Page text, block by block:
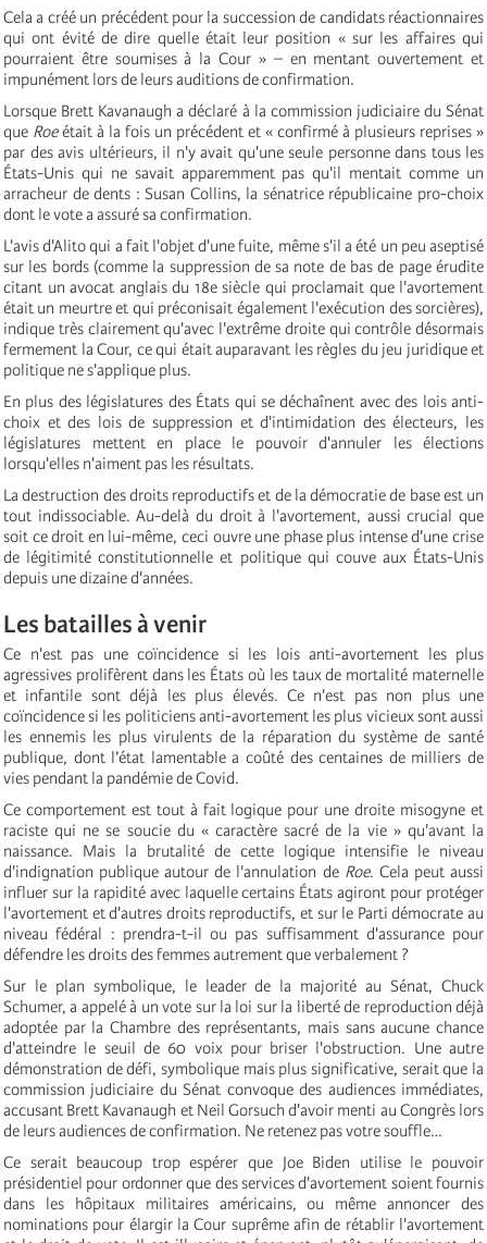
Cela a créé un précédent pour la succession de candidats réactionnaires
qui ont évité de dire quelle était leur position « sur les affaires qui
pourraient être soumises à la Cour » – en mentant ouvertement et
impunément lors de leurs auditions de confirmation.
Lorsque Brett Kavanaugh a déclaré à la commission judiciaire du Sénat
que Roeétait à la fois un précédent et « confirmé à plusieurs reprises »
par des avis ultérieurs, il n'y avait qu'une seule personne dans tous les
États-Unis qui ne savait apparemment pas qu'il mentait comme un
arracheur de dents : Susan Collins, la sénatrice républicaine pro-choix
dont le vote a assuré sa confirmation.
L'avis d'Alito qui a fait l'objet d'une fuite, même s'il a été un peu aseptisé
sur les bords (comme la suppression de sa note de bas de page érudite
citant un avocat anglais du 18e siècle qui proclamait que l'avortement
était un meurtre et qui préconisait également l'exécution des sorcières),
indique très clairement qu'avec l'extrême droite qui contrôle désormais
fermement la Cour, ce qui était auparavant les règles du jeu juridique et
politique ne s'applique plus.
En plus des législatures des États qui se déchaînent avec des lois anti-
choix et des lois de suppression et d'intimidation des électeurs, les
législatures mettent en place le pouvoir d'annuler les élections
lorsqu'elles n'aiment pas les résultats.
La destruction des droits reproductifs et de la démocratie de base est un
tout indissociable. Au-delà du droit à l'avortement, aussi crucial que
soit ce droit en lui-même, ceci ouvre une phase plus intense d'une crise
de légitimité constitutionnelle et politique qui couve aux États-Unis
depuis une dizaine d'années.
Les batailles à venir
Ce n'est pas une coïncidence si les lois anti-avortement les plus
agressives prolifèrent dans les États où les taux de mortalité maternelle
et infantile sont déjà les plus élevés. Ce n'est pas non plus une
coïncidence si les politiciens anti-avortement les plus vicieux sont aussi
les ennemis les plus virulents de la réparation du système de santé
publique, dont l’état lamentable a coûté des centaines de milliers de
vies pendant la pandémie de Covid.
Ce comportement est tout à fait logique pour une droite misogyne et
raciste qui ne se soucie du « caractère sacré de la vie » qu'avant la
naissance. Mais la brutalité de cette logique intensifie le niveau
d'indignation publique autour de l'annulation de Roe. Cela peut aussi
influer sur la rapidité avec laquelle certains États agiront pour protéger
l'avortement et d'autres droits reproductifs, et sur le Parti démocrate au
niveau fédéral : prendra-t-il ou pas suffisamment d'assurance pour
défendre les droits des femmes autrement que verbalement ?
Sur le plan symbolique, le leader de la majorité au Sénat, Chuck
Schumer, a appelé à un vote sur la loi sur la liberté de reproduction déjà
adoptée par la Chambre des représentants, mais sans aucune chance
d'atteindre le seuil de 60 voix pour briser l'obstruction. Une autre
démonstration de défi, symbolique mais plus significative, serait que la
commission judiciaire du Sénat convoque des audiences immédiates,
accusant Brett Kavanaugh et Neil Gorsuch d'avoir menti au Congrès lors
de leurs audiences de confirmation. Ne retenez pas votre souffle…
Ce serait beaucoup trop espérer que Joe Biden utilise le pouvoir
présidentiel pour ordonner que des services d'avortement soient fournis
dans les hôpitaux militaires américains, ou même annoncer des
nominations pour élargir la Cour suprême afin de rétablir l'avortement